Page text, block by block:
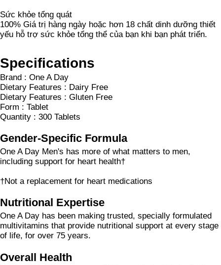
Sức khỏe tổng quát
100% Giá trị hàng ngày hoặc hơn 18 chất dinh dưỡng thiết
yếu hỗ trợ sức khỏe tổng thể của bạn khi bạn phát triển.
Specifications
Brand : One A Day
Dietary Features : Dairy Free
Dietary Features : Gluten Free
Form : Tablet
Quantity : 300 Tablets
Gender-Specific Formula
One A Day Men's has more of what matters to men,
including support for heart health†
†Not a replacement for heart medications
Nutritional Expertise
One A Day has been making trusted, specially formulated
multivitamins that provide nutritional support at every stage
of life, for over 75 years.
Overall Health